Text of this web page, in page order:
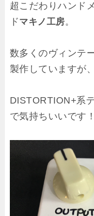
超こだわりハンド
ドマキノ工房。
数多くのヴィンテ
製作していますが、
DISTORTION+系
で気持ちいいです！